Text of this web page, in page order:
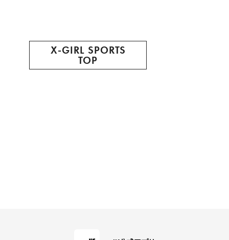
X-GIRL SPORTS
TOP